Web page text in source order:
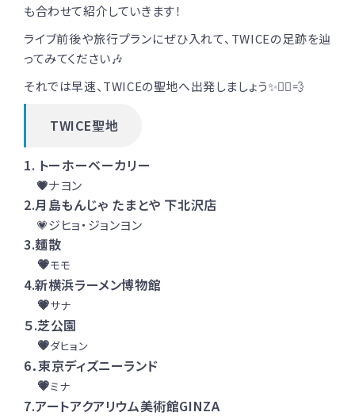
も合わせて紹介していきます！
ライブ前後や旅行プランにぜひ入れて、TWICEの足跡を辿
ってみてください🎶
それでは早速、TWICEの聖地へ出発しましょう✨🚶‍♂️💨
TWICE聖地
1. トーホーベーカリー
💗ナヨン
2.月島もんじゃ たまとや 下北沢店
💗ジヒョ・ジョンヨン
3.麵散
💗モモ
4.新横浜ラーメン博物館
💗サナ
５.芝公園
💗ダヒョン
6．東京ディズニーランド
💗ミナ
7.アートアクアリウム美術館GINZA